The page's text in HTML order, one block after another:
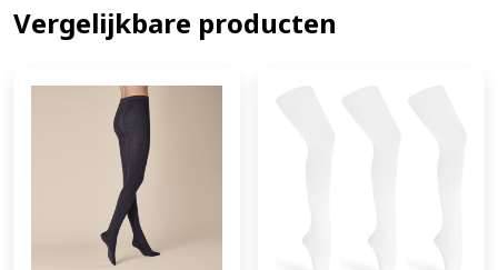
perfecte optie kiezen voor elke look en stemming. -
Merk: Giulia - Denier: 40 - Samenstelling: 92% Polyamide
aansluitend Let op: Panty's die uit de verpakking
gehaald zijn kunnen NIET geretourneerd worden. (EAN:
6151357746739)
Vergelijkbare producten